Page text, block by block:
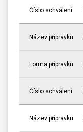
Číslo schválení
Název přípravku
Forma přípravku
Číslo schválení
Název přípravku